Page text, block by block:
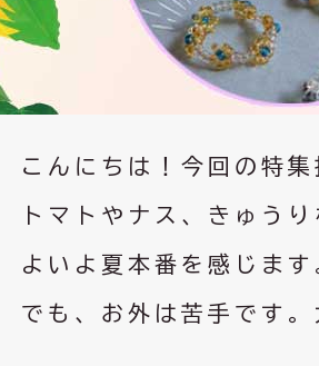
こんにちは！今回の特
トマトやナス、きゅう
よいよ夏本番を感じま
でも、お外は苦手です